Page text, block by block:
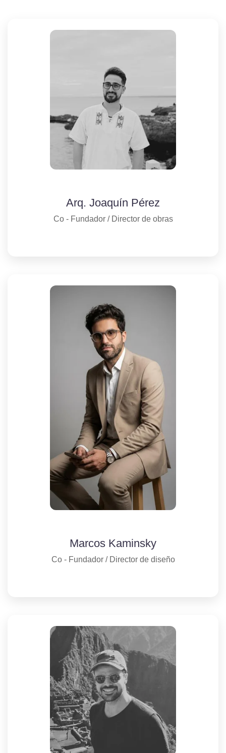
Arq. Joaquín Pérez
Co - Fundador / Director de obras
Marcos Kaminsky
Co - Fundador / Director de diseño